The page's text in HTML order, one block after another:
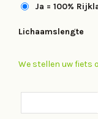
Ja = 100%
Lichaamslengte
We stellen uw fiets